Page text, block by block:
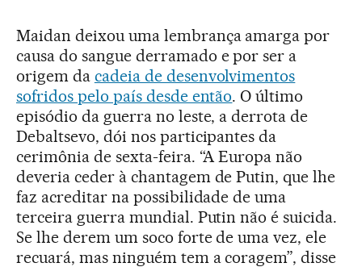
Maidan deixou uma lembrança amarga por
causa do sangue derramado e por ser a
origem da cadeia de desenvolvimentos
sofridos pelo país desde então. O último
episódio da guerra no leste, a derrota de
Debaltsevo, dói nos participantes da
cerimônia de sexta-feira. “A Europa não
deveria ceder à chantagem de Putin, que lhe
faz acreditar na possibilidade de uma
terceira guerra mundial. Putin não é suicida.
Se lhe derem um soco forte de uma vez, ele
recuará, mas ninguém tem a coragem”, disse